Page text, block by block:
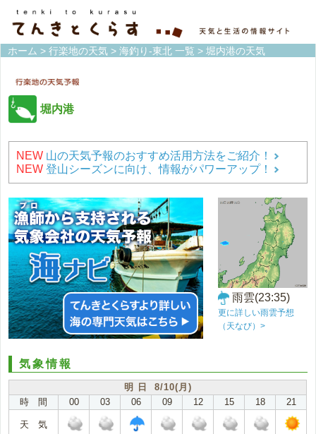
ホーム > 行楽地の天気 > 海釣り-東北 一覧 > 堀内港の天気
堀内港
NEW 山の天気予報のおすすめ活用方法をご紹介！
NEW 登山シーズンに向け、情報がパワーアップ！
雨雲(23:35)
更に詳しい雨雲予想
（天なび）>
気象情報
明 日 8/10(月)
時 間
00 03 06 09 12 15 18 21
天 気